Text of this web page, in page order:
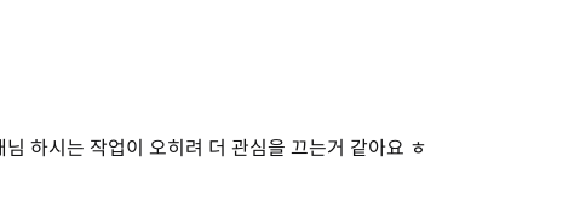
하시는 작업이 오히려 더 관심을 끄는거 같아요 ㅎ